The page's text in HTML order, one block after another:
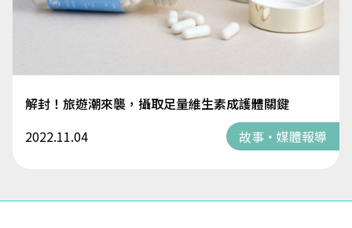
解封！旅遊潮來襲，攝取足量維生素成護體關鍵
2022.11.04
故事・媒體報導